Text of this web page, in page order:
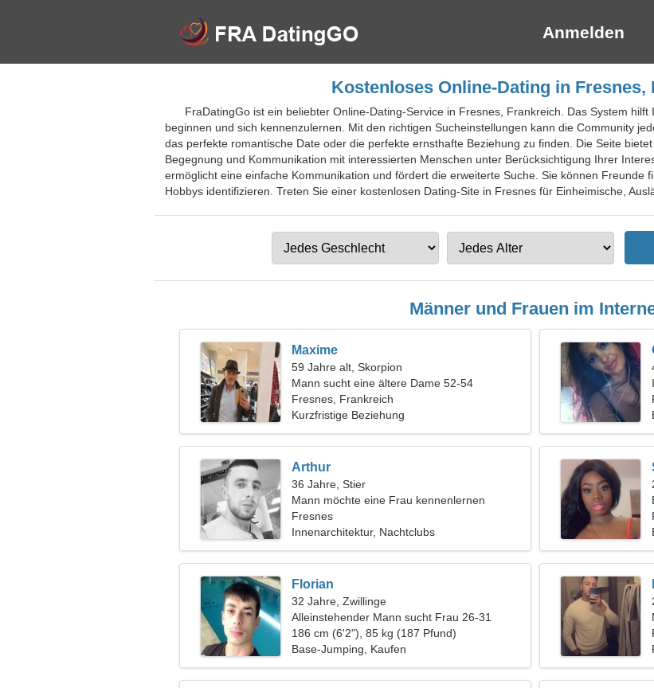
Anmelden
Kostenloses Online-Dating in Fresnes,
FraDatingGo ist ein beliebter Online-Dating-Service in Fresnes, Frankreich. Das System
beginnen und sich kennenzulernen. Mit den richtigen Sucheinstellungen kann die Community
das perfekte romantische Date oder die perfekte ernsthafte Beziehung zu finden. Die Seite
Begegnung und Kommunikation mit interessierten Menschen unter Berücksichtigung Ihrer
ermöglicht eine einfache Kommunikation und fördert die erweiterte Suche. Sie können Freunde
Hobbys identifizieren. Treten Sie einer kostenlosen Dating-Site in Fresnes für Einheimische,
Männer und Frauen im
Maxime
59 Jahre alt, Skorpion
Mann sucht eine ältere Dame 52-54
Fresnes, Frankreich
Kurzfristige Beziehung
Arthur
36 Jahre, Stier
Mann möchte eine Frau kennenlernen
Fresnes
Innenarchitektur, Nachtclubs
Florian
32 Jahre, Zwillinge
Alleinstehender Mann sucht Frau 26-31
186 cm (6'2"), 85 kg (187 Pfund)
Base-Jumping, Kaufen